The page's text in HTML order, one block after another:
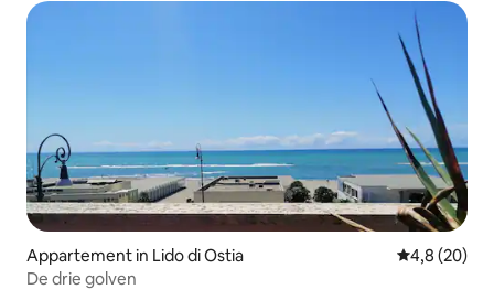
Appartement in Lido di Ostia Gemiddelde
4,8 (20)
De drie golven